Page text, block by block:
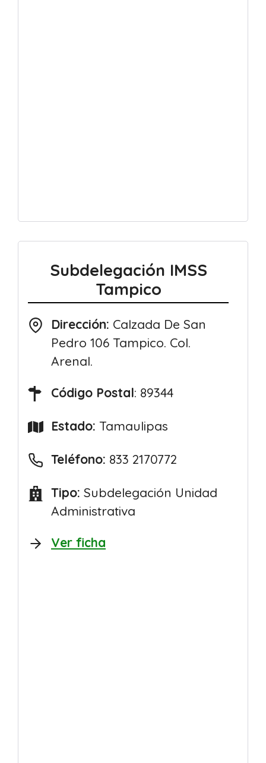
Subdelegación IMSS
Tampico
Dirección: Calzada De San
Pedro 106 Tampico. Col.
Arenal.
Código Postal: 89344
Estado: Tamaulipas
Teléfono: 833 2170772
Tipo: Subdelegación Unidad
Administrativa
Ver ficha